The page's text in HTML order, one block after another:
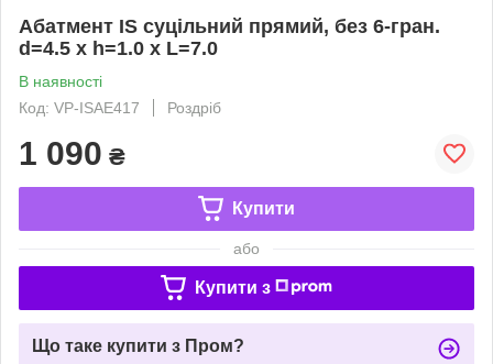
Абатмент IS суцільний прямий, без 6-гран.
d=4.5 х h=1.0 х L=7.0
В наявності
Код: VP-ISAE417
Роздріб
1 090 ₴
Купити
або
Купити з
Що таке купити з Пром?